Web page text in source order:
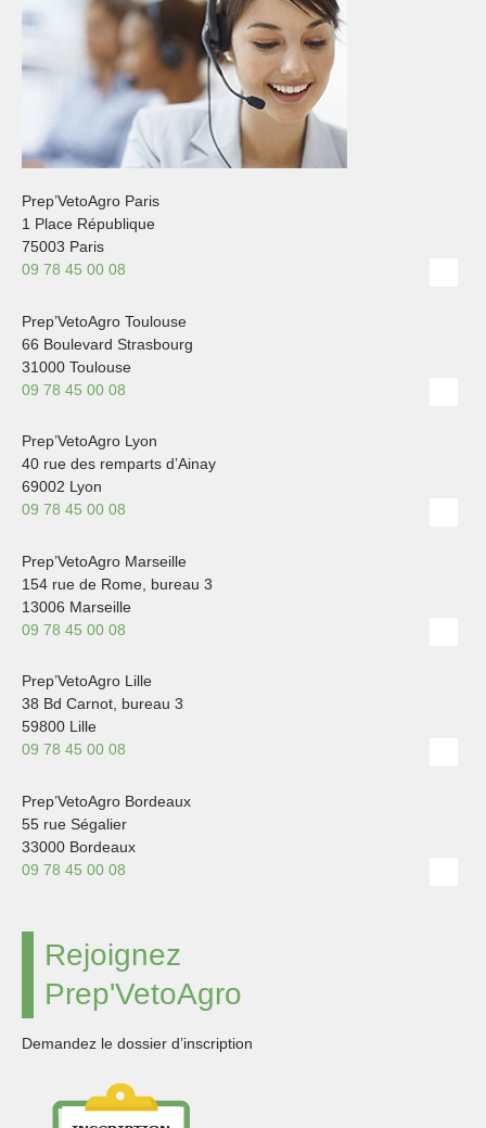
Prep’VetoAgro Paris
1 Place République
75003 Paris
09 78 45 00 08
Prep’VetoAgro Toulouse
66 Boulevard Strasbourg
31000 Toulouse
09 78 45 00 08
Prep’VetoAgro Lyon
40 rue des remparts d’Ainay
69002 Lyon
09 78 45 00 08
Prep’VetoAgro Marseille
154 rue de Rome, bureau 3
13006 Marseille
09 78 45 00 08
Prep’VetoAgro Lille
38 Bd Carnot, bureau 3
59800 Lille
09 78 45 00 08
Prep’VetoAgro Bordeaux
55 rue Ségalier
33000 Bordeaux
09 78 45 00 08
Rejoignez
Prep'VetoAgro
Demandez le dossier d’inscription